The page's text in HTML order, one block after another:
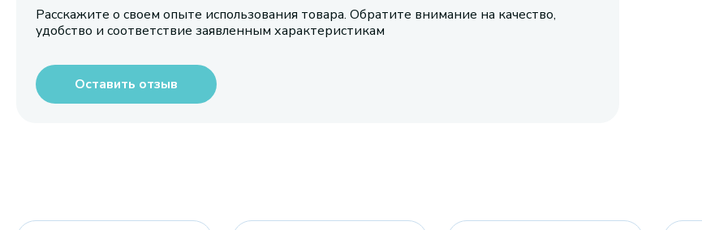
Расскажите о своем опыте использования товара. Обратите внимание на качество,
удобство и соответствие заявленным характеристикам
Оставить отзыв